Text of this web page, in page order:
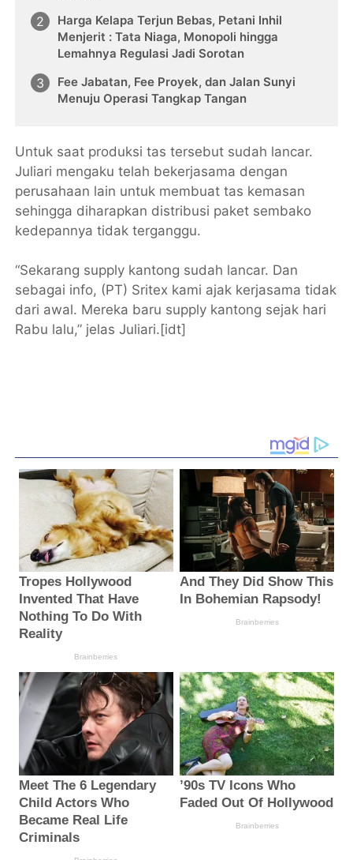
Harga Kelapa Terjun Bebas, Petani Inhil
Menjerit : Tata Niaga, Monopoli hingga
Lemahnya Regulasi Jadi Sorotan
Fee Jabatan, Fee Proyek, dan Jalan Sunyi
Menuju Operasi Tangkap Tangan
Untuk saat produksi tas tersebut sudah lancar.
Juliari mengaku telah bekerjasama dengan
perusahaan lain untuk membuat tas kemasan
sehingga diharapkan distribusi paket sembako
kedepannya tidak terganggu.
“Sekarang supply kantong sudah lancar. Dan
sebagai info, (PT) Sritex kami ajak kerjasama tidak
dari awal. Mereka baru supply kantong sejak hari
Rabu lalu,” jelas Juliari.[idt]